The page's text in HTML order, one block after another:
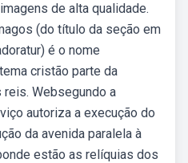
de alta qualidade.
(do título da seção em
é o nome
cristão parte da
Websegundo a
autoriza a execução do
da avenida paralela à
estão as relíquias dos